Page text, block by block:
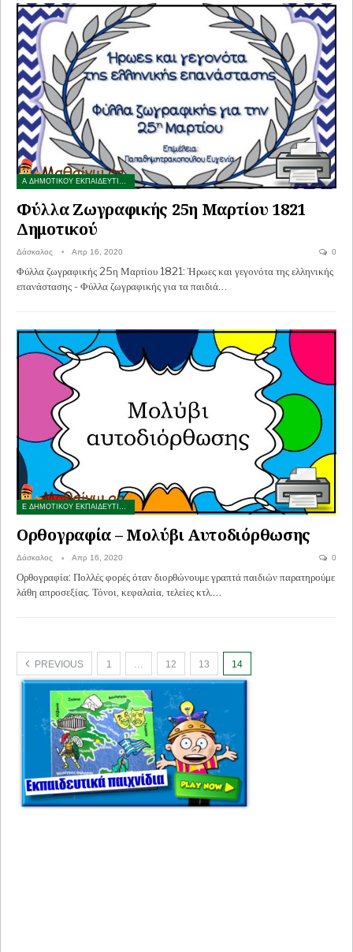
Φύλλα Ζωγραφικής 25η Μαρτίου 1821
Δημοτικού
Δάσκαλος Απρ 16, 2020 0
Φύλλα ζωγραφικής 25η Μαρτίου 1821: Ήρωες και γεγονότα της ελληνικής
επανάστασης - Φύλλα ζωγραφικής για τα παιδιά…
Ε ΔΗΜΟΤΙΚΟΥ ΕΚΠΑΙΔΕΥΤΙΚΟ ΥΛΙΚΟ
Ορθογραφία – Μολύβι Αυτοδιόρθωσης
Δάσκαλος Απρ 16, 2020 0
Ορθογραφία: Πολλές φορές όταν διορθώνουμε γραπτά παιδιών παρατηρούμε
λάθη απροσεξίας. Τόνοι, κεφαλαία, τελείες κτλ.…
PREVIOUS 1 … 12 13 14